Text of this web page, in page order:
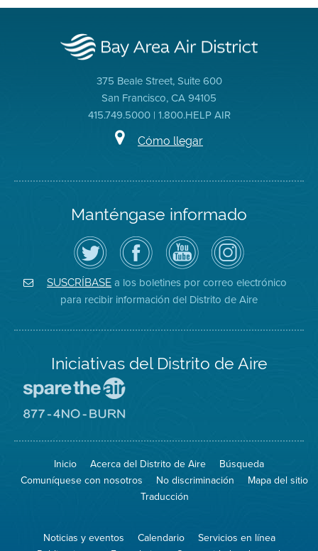
375 Beale Street, Suite 600
San Francisco, CA 94105
415.749.5000 | 1.800.HELP AIR
Cómo llegar
Manténgase informado
Siga
el
Distrito
de
Aire
en
Twitter
Visite
la
página
de
Facebook
del
Distrito
Canal
de
YouTube
del
Distrito
de
Aire
Air
District
on
Instagram
SUSCRÍBASE a los boletines por correo electrónico
para recibir información del Distrito de Aire
Iniciativas del Distrito de Aire
Spare
Air
el
aire)
sitio
8774
Burn
Inicio Acerca del Distrito de Aire
Búsqueda
Comuníquese con nosotros
No discriminación
Mapa del sitio
Traducción
Noticias y eventos Calendario
Servicios en línea